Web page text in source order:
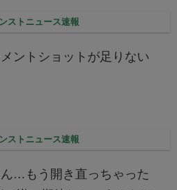
ストニュース速報
ントショットが足りない
ストニュース速報
…もう開き直っちゃった